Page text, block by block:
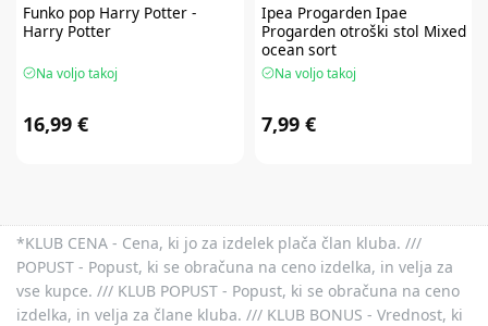
Funko popHarry Potter -
Harry Potter
Na voljo takoj
16,99 €
Ipea ProgardenIpae
Progarden otroški stol Mixed
ocean sort
Na voljo takoj
7,99 €
*KLUB CENA - Cena, ki jo za izdelek plača član kluba. ///
POPUST - Popust, ki se obračuna na ceno izdelka, in velja za
vse kupce. /// KLUB POPUST - Popust, ki se obračuna na ceno
izdelka, in velja za člane kluba. /// KLUB BONUS - Vrednost, ki